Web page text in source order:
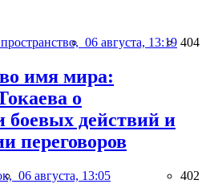
06 августа, 13:19 404
имя мира:
о
боевых действий и
переговоров
06 августа, 13:05 402